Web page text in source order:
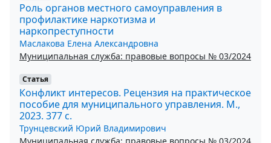
Роль органов местного самоуправления в
профилактике наркотизма и
наркопреступности
Маслакова Елена Александровна
Муниципальная служба: правовые вопросы № 03/2024
Статья
Конфликт интересов. Рецензия на практическое
пособие для муниципального управления. М.,
2023. 377 с.
Трунцевский Юрий Владимирович